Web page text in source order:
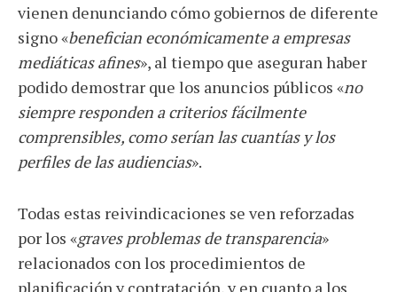
vienen denunciando cómo gobiernos de diferente
signo «benefician económicamente a empresas
mediáticas afines», al tiempo que aseguran haber
podido demostrar que los anuncios públicos «no
siempre responden a criterios fácilmente
comprensibles, como serían las cuantías y los
perfiles de las audiencias».
Todas estas reivindicaciones se ven reforzadas
por los «graves problemas de transparencia»
relacionados con los procedimientos de